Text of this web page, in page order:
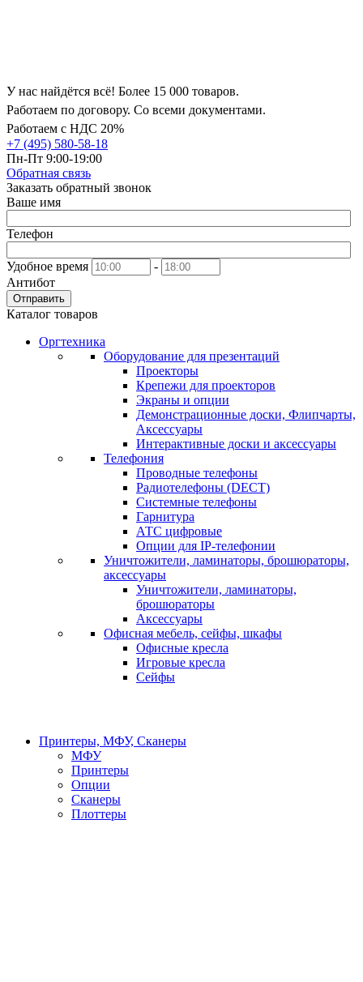
У нас найдётся всё! Более 15 000 товаров.
Работаем по договору. Со всеми документами.
Работаем с НДС 20%
+7 (495) 580-58-18
Пн-Пт 9:00-19:00
Обратная связь
Заказать обратный звонок
Ваше имя
Телефон
Удобное время
-
Антибот
Отправить
Каталог товаров
Оргтехника
Оборудование для презентаций
Проекторы
Крепежи для проекторов
Экраны и опции
Демонстрационные доски, Флипчарты,
Аксессуары
Интерактивные доски и аксессуары
Телефония
Проводные телефоны
Радиотелефоны (DECT)
Системные телефоны
Гарнитура
АТС цифровые
Опции для IP-телефонии
Уничтожители, ламинаторы, брошюраторы,
аксессуары
Уничтожители, ламинаторы,
брошюраторы
Аксессуары
Офисная мебель, сейфы, шкафы
Офисные кресла
Игровые кресла
Сейфы
Принтеры, МФУ, Сканеры
МФУ
Принтеры
Опции
Сканеры
Плоттеры